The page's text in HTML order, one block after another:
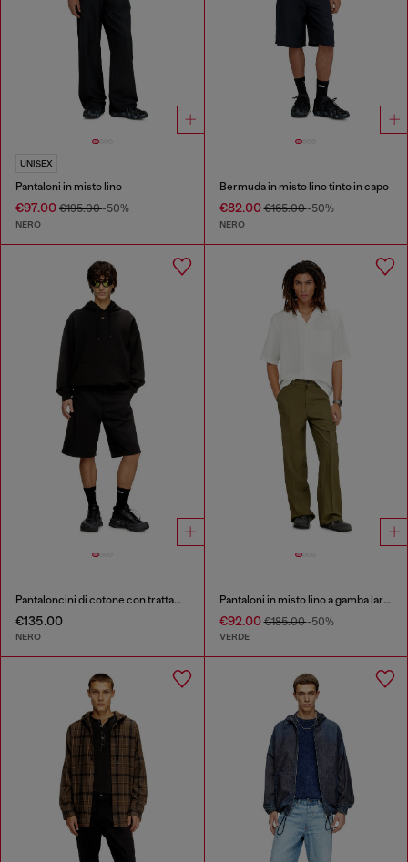
UNISEX
Pantaloni in misto lino
€97.00 €195.00-50%
NERO
Bermuda in misto lino tinto in capo
€82.00€165.00-50%
NERO
Pantaloncini di cotone con trattamento stonewash
€135.00
NERO
Pantaloni in misto lino a gamba larga
€92.00€185.00-50%
VERDE